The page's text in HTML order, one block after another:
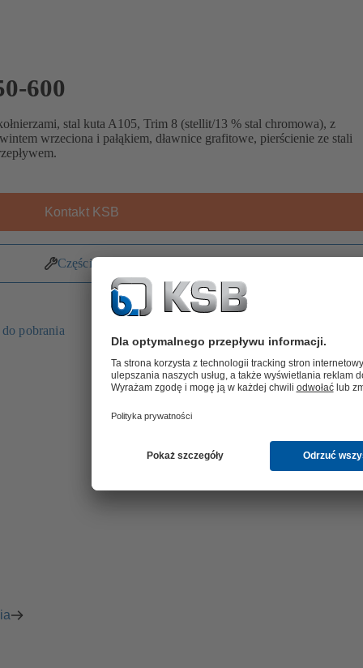
600
stal kuta A105, Trim 8 (stellit/13 % stal chromowa), z
wrzeciona i pałąkiem, dławnice grafitowe, pierścienie ze stali
Kontakt KSB
Części zamienne
pobrania